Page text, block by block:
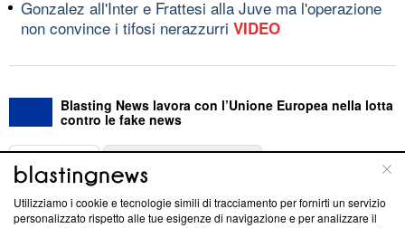
Gonzalez all'Inter e Frattesi alla Juve ma l'operazione
non convince i tifosi nerazzurri VIDEO
Blasting News lavora con l’Unione Europea nella lotta
contro le fake news
ABOUT
Questa sezione offre informazioni trasparenti su Blasting
Utilizziamo i cookie e tecnologie simili di tracciamento per fornirti un servizio
personalizzato rispetto alle tue esigenze di navigazione e per analizzare il